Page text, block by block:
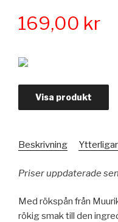
169,00 kr
Visa produkt
Beskrivning
Priser uppdaterade
Med rökspån från
rökig smak till den